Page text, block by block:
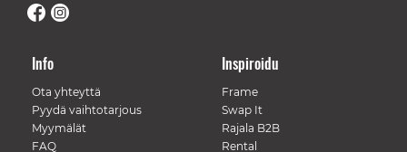
Info
Ota yhteyttä
Pyydä vaihtotarjous
Myymälät
FAQ
Inspiroidu
Frame
Swap It
Rajala B2B
Rental